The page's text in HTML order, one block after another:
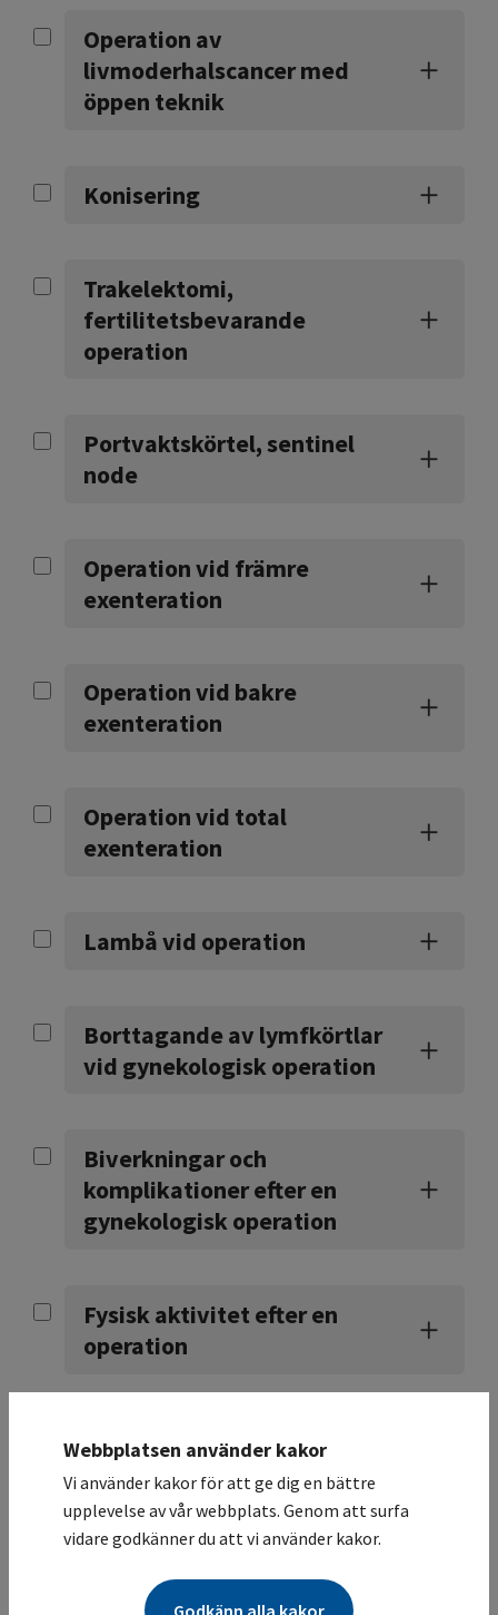
Operation av
livmoderhalscancer med
öppen teknik
Konisering
Trakelektomi,
fertilitetsbevarande
operation
Portvaktskörtel, sentinel
node
Operation vid främre
exenteration
Operation vid bakre
exenteration
Operation vid total
exenteration
Lambå vid operation
Borttagande av lymfkörtlar
vid gynekologisk operation
Biverkningar och
komplikationer efter en
gynekologisk operation
Fysisk aktivitet efter en
operation
Förebygga lymfödem
Så sätter du dig upp efter
Webbplatsen använder kakor
Vi använder kakor för att ge dig en bättre
upplevelse av vår webbplats. Genom att surfa
vidare godkänner du att vi använder kakor.
Godkänn alla kakor